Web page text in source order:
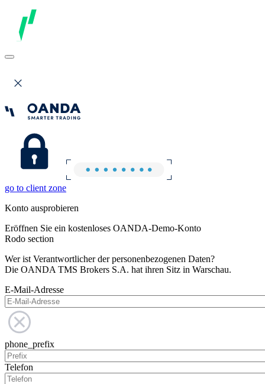
go to client zone
Konto ausprobieren
Eröffnen Sie ein kostenloses OANDA-Demo-Konto
Rodo section
Wer ist Verantwortlicher der personenbezogenen Daten?
Die OANDA TMS Brokers S.A. hat ihren Sitz in Warschau.
E-Mail-Adresse
phone_prefix
Telefon